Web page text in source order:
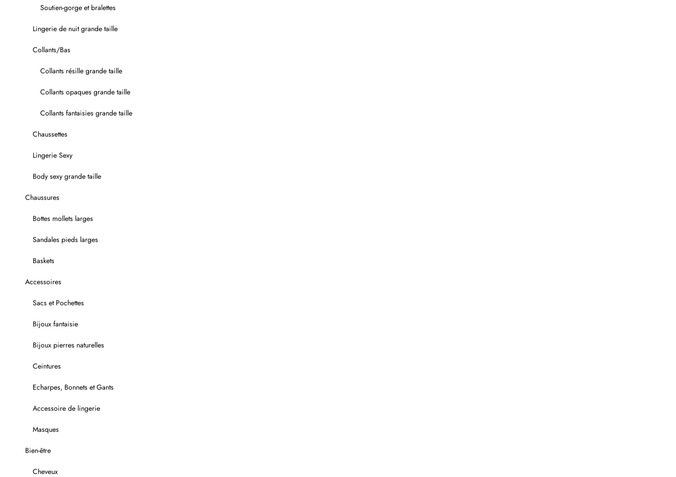
Soutien-gorge et bralettes
Lingerie de nuit grande taille
Collants/Bas
Collants résille grande taille
Collants opaques grande taille
Collants fantaisies grande taille
Chaussettes
Lingerie Sexy
Body sexy grande taille
Chaussures
Bottes mollets larges
Sandales pieds larges
Baskets
Accessoires
Sacs et Pochettes
Bijoux fantaisie
Bijoux pierres naturelles
Ceintures
Echarpes, Bonnets et Gants
Accessoire de lingerie
Masques
Bien-être
Cheveux